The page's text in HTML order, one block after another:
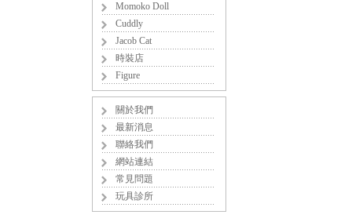
Momoko Doll
Cuddly
Jacob Cat
時裝店
Figure
關於我們
最新消息
聯絡我們
網站連結
常見問題
玩具診所